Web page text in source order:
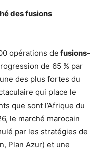
des fusions
opérations de fusions-
de 65 % par
des plus fortes du
qui place le
que sont l’Afrique du
le marché marocain
par les stratégies de
Plan Azur) et une